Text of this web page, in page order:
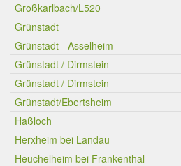
Großkarlbach/L520
Grünstadt
Grünstadt - Asselheim
Grünstadt / Dirmstein
Grünstadt / Dirmstein
Grünstadt/Ebertsheim
Haßloch
Herxheim bei Landau
Heuchelheim bei Frankenthal